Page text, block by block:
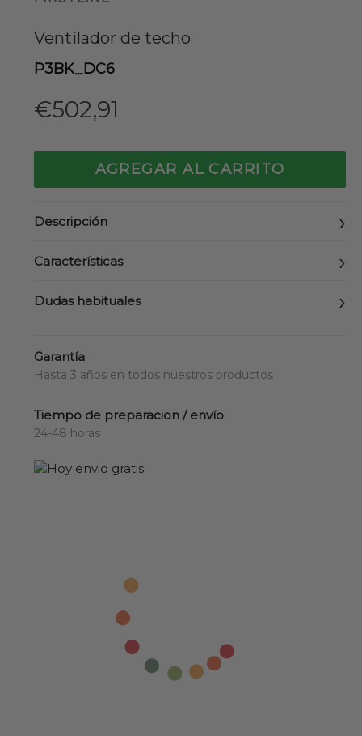
Ventilador de techo
P3BK_DC6
Precio
€502,91
AGREGAR AL CARRITO
Descripción
Características
Dudas habituales
Garantía
Hasta 3 años en todos nuestros productos
Tiempo de preparacion / envío
24-48 horas